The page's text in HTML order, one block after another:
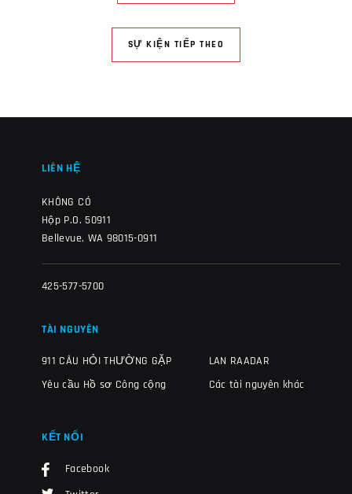
SỰ KIỆN TIẾP THEO
LIÊN HỆ
KHÔNG CÓ
Hộp P.O. 50911
Bellevue, WA 98015-0911
425-577-5700
TÀI NGUYÊN
911 CÂU HỎI THƯỜNG GẶP
Yêu cầu Hồ sơ Công cộng
LAN RAADAR
Các tài nguyên khác
KẾT NỐI
Facebook